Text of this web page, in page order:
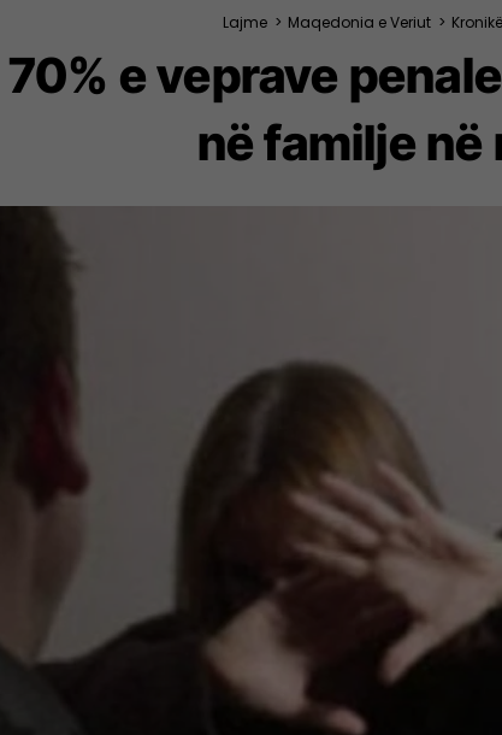
Lajme > Maqedonia e Veriut >
e veprave
në familje në